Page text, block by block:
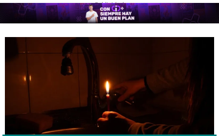
- Publicidad -
Cortes de luz programados en Corrientes: qué zonas serán
afectadas el fin de semana largo de diciembre